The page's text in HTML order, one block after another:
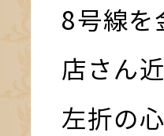
8号線を
店さん
左折の